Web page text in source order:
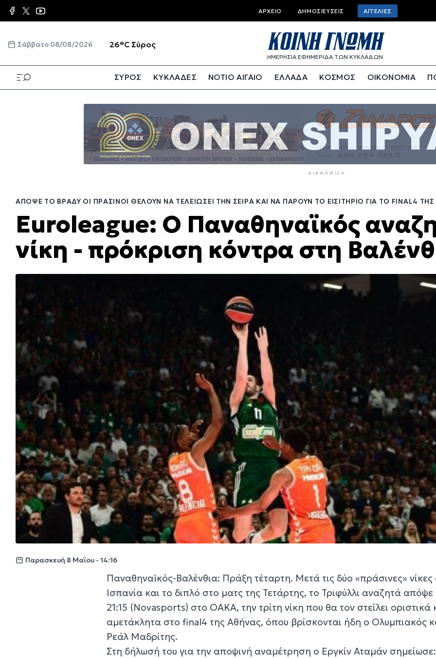
Παράκαμψη
προς
κυρίως
Top
bar
menu
ΑΡΧΕΊΟ ΔΗΜΟΣΙΕΎΣΕΙΣ ΑΓΓΕΛΊΕΣ
Σάββατο 08/08/2026 26°C Σύρος
ΗΜΕΡΗΣΙΑ ΕΦΗΜΕΡΙΔΑ ΤΩΝ ΚΥΚΛΑΔΩΝ
ΣΥΡΟΣ ΚΥΚΛΑΔΕΣ ΝΟΤΙΟ ΑΙΓΑΙΟ ΕΛΛΑΔΑ ΚΟΣΜΟΣ ΟΙΚΟΝΟΜΙΑ
ΔΙΑΦΉΜΙΣΗ
ΑΠΌΨΕ ΤΟ ΒΡΆΔΥ ΟΙ ΠΡΆΣΙΝΟΙ ΘΈΛΟΥΝ ΝΑ ΤΕΛΕΙΏΣΕΙ ΤΗΝ ΣΕΙΡΆ ΚΑΙ ΝΑ ΠΆΡΟΥΝ ΤΟ ΕΙΣΙΤΉΡΙΟ ΓΙΑ ΤΟ FINAL4
Euroleague: Ο Παναθηναϊκός
νίκη - πρόκριση κόντρα στη
Παρασκευή 8 Μαΐου - 14:16
Παναθηναϊκός-Βαλένθια: Πράξη τέταρτη. Μετά τις δύο «πράσινες» νίκες
Ισπανία και το διπλό στο ματς της Τετάρτης, το Τριφύλλι αναζητά απόψε
21:15 (Novasports) στο ΟΑΚΑ, την τρίτη νίκη που θα τον στείλει οριστικά
αμετάκλητα στο final4 της Αθήνας, όπου βρίσκονται ήδη ο Ολυμπιακός
Ρεάλ Μαδρίτης.
Στη δήλωσή του για την αποψινή αναμέτρηση ο Εργκίν Αταμάν σημείωσε: